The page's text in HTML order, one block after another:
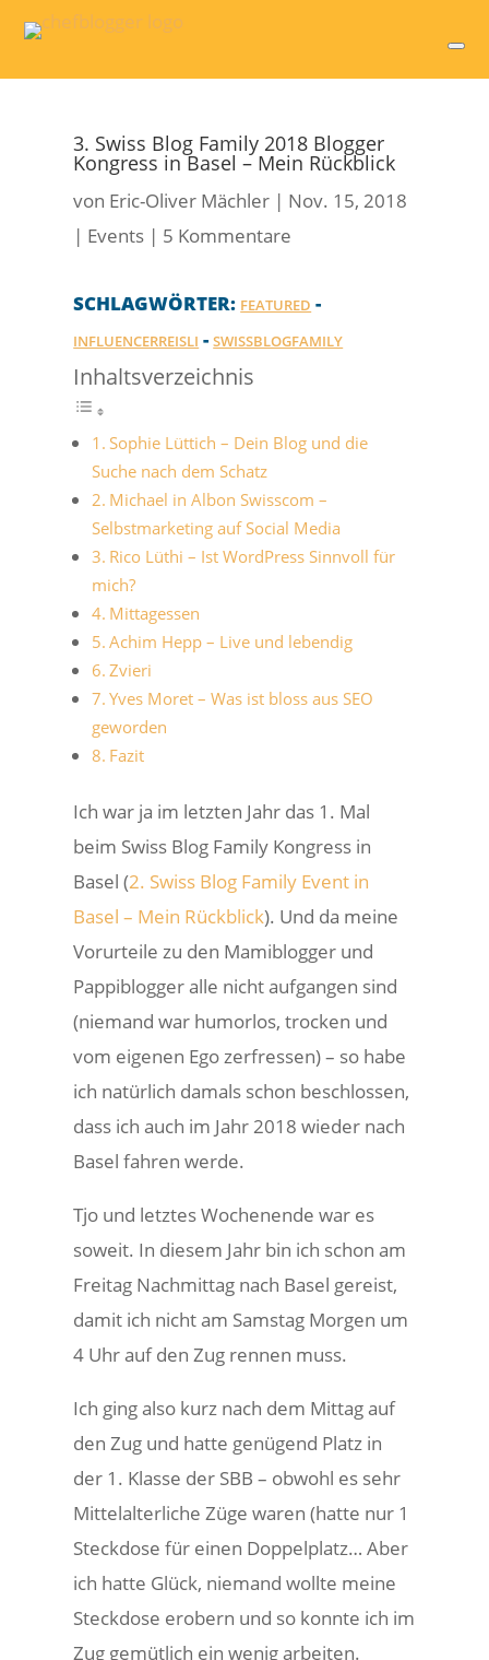
3. Swiss Blog Family 2018 Blogger
Kongress in Basel – Mein Rückblick
von Eric-Oliver Mächler | Nov. 15, 2018
| Events | 5 Kommentare
SCHLAGWÖRTER: FEATURED -
INFLUENCERREISLI -SWISSBLOGFAMILY
Inhaltsverzeichnis
Sophie Lüttich – Dein Blog und die
Suche nach dem Schatz
Michael in Albon Swisscom –
Selbstmarketing auf Social Media
Rico Lüthi – Ist WordPress Sinnvoll für
mich?
Mittagessen
Achim Hepp – Live und lebendig
Zvieri
Yves Moret – Was ist bloss aus SEO
geworden
Fazit
Ich war ja im letzten Jahr das 1. Mal
beim Swiss Blog Family Kongress in
Basel (2. Swiss Blog Family Event in
Basel – Mein Rückblick). Und da meine
Vorurteile zu den Mamiblogger und
Pappiblogger alle nicht aufgangen sind
(niemand war humorlos, trocken und
vom eigenen Ego zerfressen) – so habe
ich natürlich damals schon beschlossen,
dass ich auch im Jahr 2018 wieder nach
Basel fahren werde.
Tjo und letztes Wochenende war es
soweit. In diesem Jahr bin ich schon am
Freitag Nachmittag nach Basel gereist,
damit ich nicht am Samstag Morgen um
4 Uhr auf den Zug rennen muss.
Ich ging also kurz nach dem Mittag auf
den Zug und hatte genügend Platz in
der 1. Klasse der SBB – obwohl es sehr
Mittelalterliche Züge waren (hatte nur 1
Steckdose für einen Doppelplatz… Aber
ich hatte Glück, niemand wollte meine
Steckdose erobern und so konnte ich im
Zug gemütlich ein wenig arbeiten.